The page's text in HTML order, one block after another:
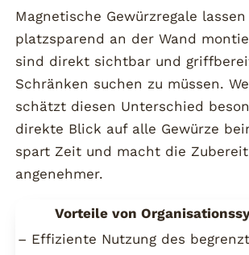
Magnetische Gewürzregale
platzsparend an der Wand
sind direkt sichtbar und
Schränken suchen zu müssen.
schätzt diesen Unterschied
direkte Blick auf alle Gewürze
spart Zeit und macht die
angenehmer.
Vorteile von
– Effiziente Nutzung des